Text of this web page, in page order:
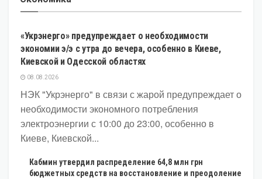
ЭКОНОМИКА
«Укрэнерго» предупреждает о необходимости
экономии э/э с утра до вечера, особенно в Киеве,
Киевской и Одесской областях
08.08.2026
НЭК "Укрэнерго" в связи с жарой предупреждает о
необходимости экономного потребления
электроэнергии с 10:00 до 23:00, особенно в
Киеве, Киевской...
Кабмин утвердил распределение 64,8 млн грн
бюджетных средств на восстановление и преодоление